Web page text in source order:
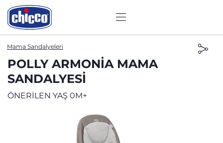
Mama Sandalyeleri
POLLY ARMONIA MAMA
SANDALYESI
ÖNERİLEN YAŞ 0M+